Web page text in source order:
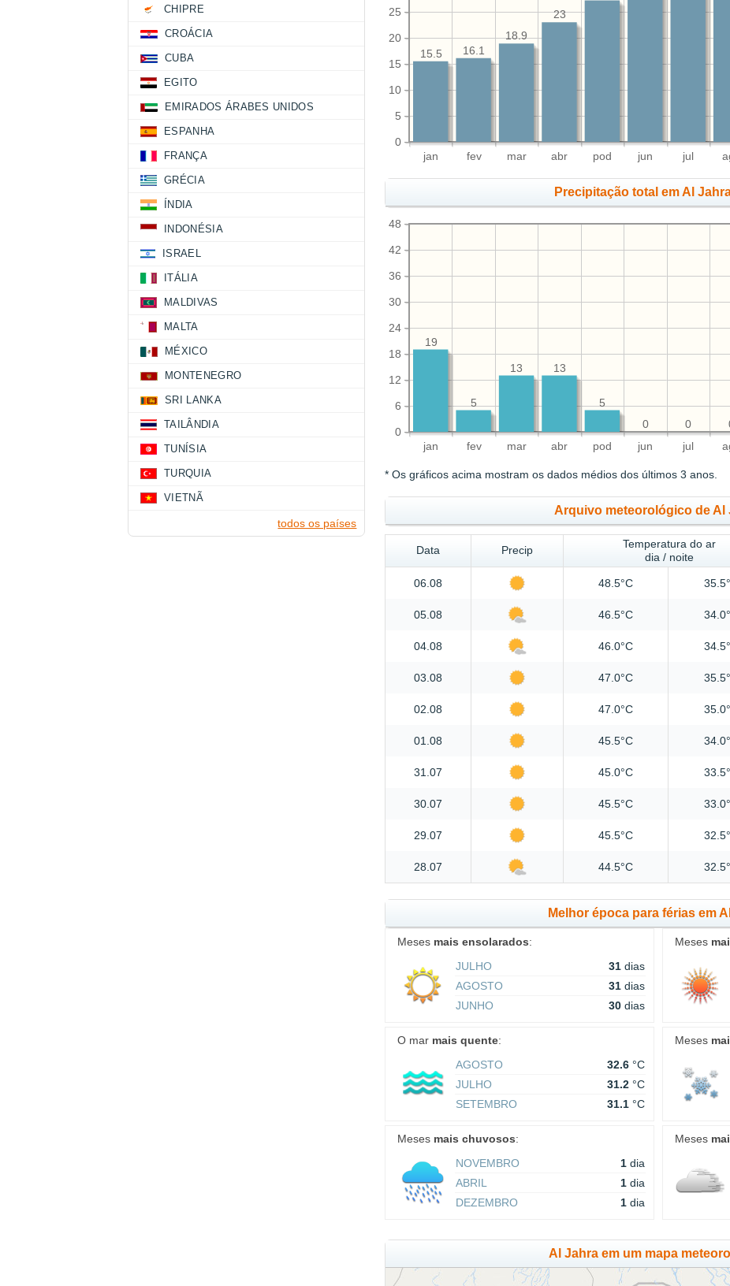
jan fev mar abr pod jun jul
0
5
10
15
20
25
23
18.9
16.1
15.5
Precipitação total em Al
jan fev mar abr pod jun jul
0
6
12
18
24
30
36
42
48
0
0
5
13
13
5
19
* Os gráficos acima mostram os dados médios dos últimos 3 anos.
Arquivo meteorológico de Al
Data Precip
Temperatura do ar
dia / noite
06.08 48.5°C
05.08 46.5°C
04.08 46.0°C
03.08 47.0°C
02.08 47.0°C
01.08 45.5°C
31.07 45.0°C
30.07 45.5°C
29.07 45.5°C
28.07 44.5°C
Melhor época para férias em
Meses mais ensolarados:
JULHO
31 dias
AGOSTO
31 dias
JUNHO
30 dias
Meses
O mar mais quente:
AGOSTO
32.6 °C
JULHO
31.2 °C
SETEMBRO
31.1 °C
Meses
Meses mais chuvosos:
NOVEMBRO
1 dia
ABRIL
1 dia
DEZEMBRO
1 dia
Meses
Al Jahra em um mapa
CHIPRE
CROÁCIA
CUBA
EGITO
EMIRADOS ÁRABES UNIDOS
ESPANHA
FRANÇA
GRÉCIA
ÍNDIA
INDONÉSIA
ISRAEL
ITÁLIA
MALDIVAS
MALTA
MÉXICO
MONTENEGRO
SRI LANKA
TAILÂNDIA
TUNÍSIA
TURQUIA
VIETNÃ
todos os países